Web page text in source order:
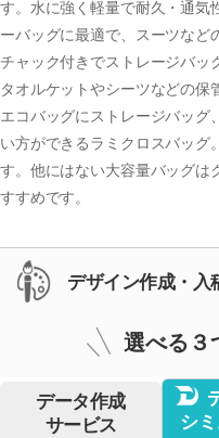
す。水に強く軽量で耐久・通気
ーバッグに最適で、スーツなど
チャック付きでストレージバ
タオルケットやシーツなどの保
エコバッグにストレージバッ
い方ができるラミクロスバッ
す。他にはない大容量バッグは
すすめです。
デザイン作成・入
選べる３
データ作成
サービス
シ